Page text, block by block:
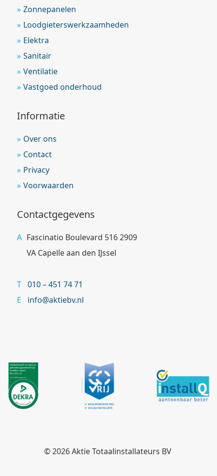
Zonnepanelen
Loodgieterswerkzaamheden
Elektra
Sanitair
Ventilatie
Vastgoed onderhoud
Informatie
Over ons
Contact
Privacy
Voorwaarden
Contactgegevens
Fascinatio Boulevard 516 2909
VA Capelle aan den IJssel
010 – 451 74 71
info@aktiebv.nl
© 2026Aktie Totaalinstallateurs BV